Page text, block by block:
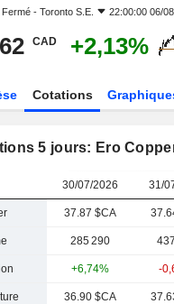
Fermé - Toronto S.E. 22:00:00 06/
CAD +2,13%
Cotations
5 jours: Ero
30/07/2026 31/
37.87 $CA
285 290
+6,74% -
36.90 $CA